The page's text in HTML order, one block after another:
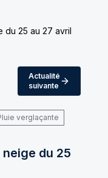
du 25 au 27 avril
Actualité
suivante
verglaçante
du 25